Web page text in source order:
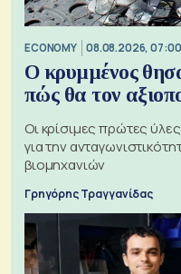
ECONOMY 08.08.2026, 07:00
Ο κρυμμένος
πώς θα τον
Οι κρίσιμες πρώτες
για την
βιομηχανιών
Γρηγόρης Τραγγανίδας